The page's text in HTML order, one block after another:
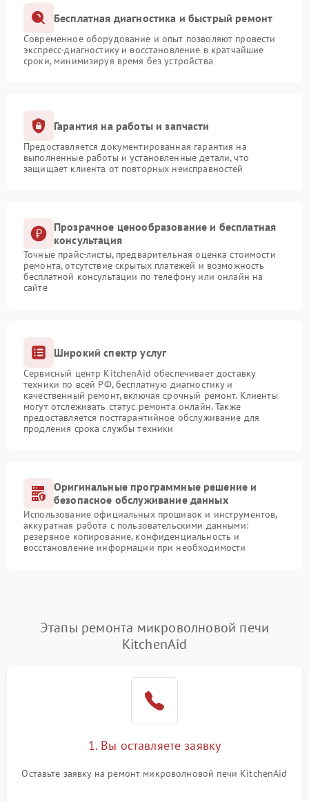
Бесплатная диагностика и быстрый ремонт
Современное оборудование и опыт позволяют провести
экспресс-диагностику и восстановление в кратчайшие
сроки, минимизируя время без устройства
Гарантия на работы и запчасти
Предоставляется документированная гарантия на
выполненные работы и установленные детали, что
защищает клиента от повторных неисправностей
Прозрачное ценообразование и бесплатная
консультация
Точные прайс-листы, предварительная оценка стоимости
ремонта, отсутствие скрытых платежей и возможность
бесплатной консультации по телефону или онлайн на
сайте
Широкий спектр услуг
Сервисный центр KitchenAid обеспечивает доставку
техники по всей РФ, бесплатную диагностику и
качественный ремонт, включая срочный ремонт. Клиенты
могут отслеживать статус ремонта онлайн. Также
предоставляется постгарантийное обслуживание для
продления срока службы техники
Оригинальные программные решение и
безопасное обслуживание данных
Использование официальных прошивок и инструментов,
аккуратная работа с пользовательскими данными:
резервное копирование, конфиденциальность и
восстановление информации при необходимости
Этапы ремонта микроволновой печи
KitchenAid
1. Вы оставляете заявку
Оставьте заявку на ремонт микроволновой печи KitchenAid